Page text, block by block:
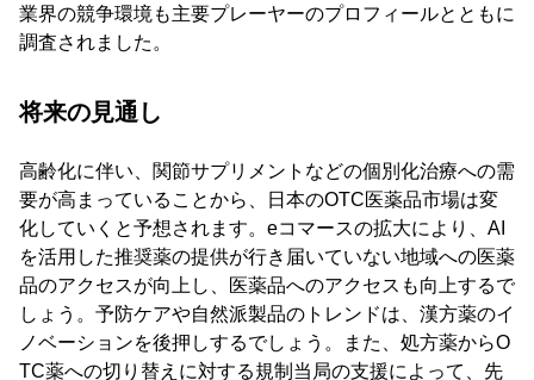
業界の競争環境も主要プレーヤーのプロフィールとともに
調査されました。
将来の見通し
高齢化に伴い、関節サプリメントなどの個別化治療への需
要が高まっていることから、日本のOTC医薬品市場は変
化していくと予想されます。eコマースの拡大により、AI
を活用した推奨薬の提供が行き届いていない地域への医薬
品のアクセスが向上し、医薬品へのアクセスも向上するで
しょう。予防ケアや自然派製品のトレンドは、漢方薬のイ
ノベーションを後押しするでしょう。また、処方薬からO
TC薬への切り替えに対する規制当局の支援によって、先